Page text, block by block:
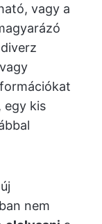
vagy a
egy kis
nem